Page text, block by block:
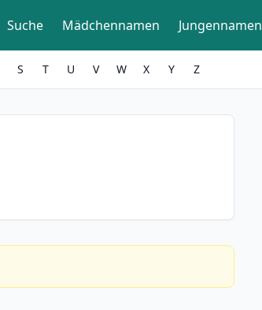
Suche Mädchennamen Jungennamen
S T U V W X Y Z